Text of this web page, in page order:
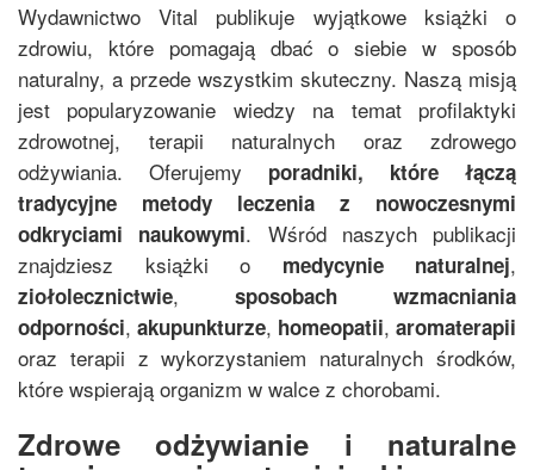
Wydawnictwo Vital publikuje wyjątkowe książki o
zdrowiu, które pomagają dbać o siebie w sposób
naturalny, a przede wszystkim skuteczny. Naszą misją
jest popularyzowanie wiedzy na temat profilaktyki
zdrowotnej, terapii naturalnych oraz zdrowego
odżywiania. Oferujemy poradniki, które łączą
tradycyjne metody leczenia z nowoczesnymi
odkryciami naukowymi. Wśród naszych publikacji
znajdziesz książki o medycynie naturalnej,
ziołolecznictwie, sposobach wzmacniania
odporności, akupunkturze, homeopatii, aromaterapii
oraz terapii z wykorzystaniem naturalnych środków,
które wspierają organizm w walce z chorobami.
Zdrowe odżywianie i naturalne